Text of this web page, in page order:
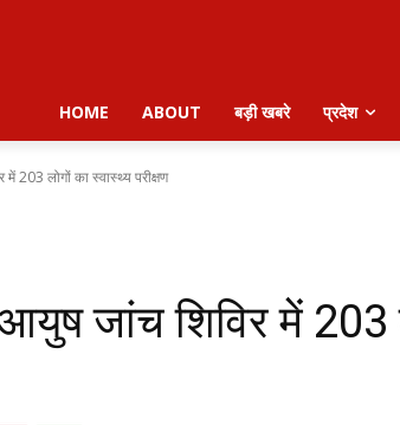
HOME ABOUT बड़ी खबरे प्रदेश
203 लोगों का स्वास्थ्य परीक्षण
जांच शिविर में 203